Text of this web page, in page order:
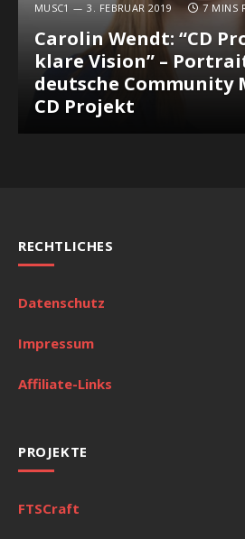
MUSC1 3. FEBRUAR 2019 7 MINS
Carolin Wendt: “CD
klare Vision” –
deutsche Community
CD Projekt
RECHTLICHES
Datenschutz
Impressum
Affiliate-Links
PROJEKTE
FTSCraft